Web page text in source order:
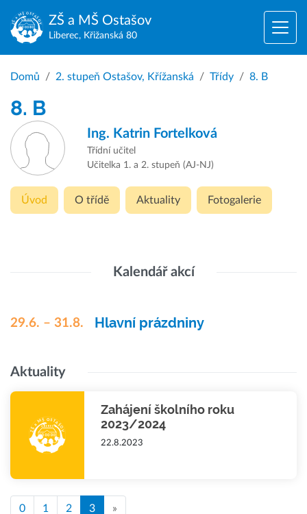
ZŠ a MŠ Ostašov
Liberec, Křižanská 80
Domů 2. stupeň Ostašov, Křížanská Třídy 8. B
8. B
Ing. Katrin Fortelková
Třídní učitel
Učitelka 1. a 2. stupeň (AJ-NJ)
Úvod O třídě Aktuality Fotogalerie
Kalendář akcí
29.6. – 31.8. Hlavní prázdniny
Aktuality
Zahájení školního roku
2023/2024
22.8.2023
0 1 2 3 »